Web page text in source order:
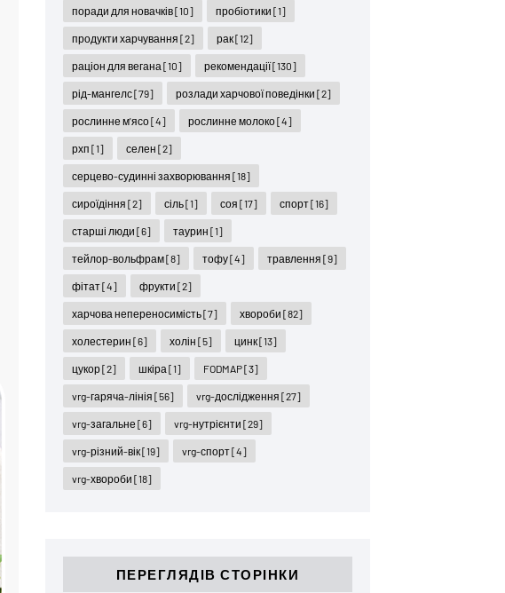
поради для новачків[10] пробіотики[1]
продукти харчування[2] рак[12]
раціон для вегана[10] рекомендації[130]
рід-мангелс[79] розлади харчової поведінки[2]
рослинне м'ясо[4] рослинне молоко[4]
рхп[1] селен[2]
серцево-судинні захворювання[18]
сироїдіння[2] сіль[1] соя[17] спорт[16]
старші люди[6] таурин[1]
тейлор-вольфрам[8] тофу[4] травлення[9]
фітат[4] фрукти[2]
харчова непереносимість[7] хвороби[82]
холестерин[6] холін[5] цинк[13]
цукор[2] шкіра[1] FODMAP[3]
vrg-гаряча-лінія[56] vrg-дослідження[27]
vrg-загальне[6] vrg-нутрієнти[29]
vrg-різний-вік[19] vrg-спорт[4]
vrg-хвороби[18]
ПЕРЕГЛЯДІВ СТОРІНКИ